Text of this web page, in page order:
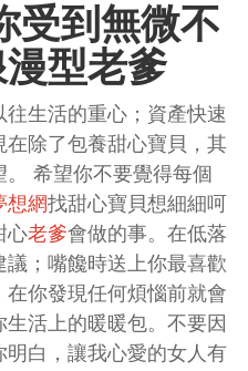
受到無微不
型老爹
生活的重心；資產快速
除了包養甜心寶貝，其
希望你不要覺得每個
想網找甜心寶貝想細細呵
心老爹會做的事。在低落
；嘴饞時送上你最喜歡
你發現任何煩惱前就會
活上的暖暖包。不要因
白，讓我心愛的女人有